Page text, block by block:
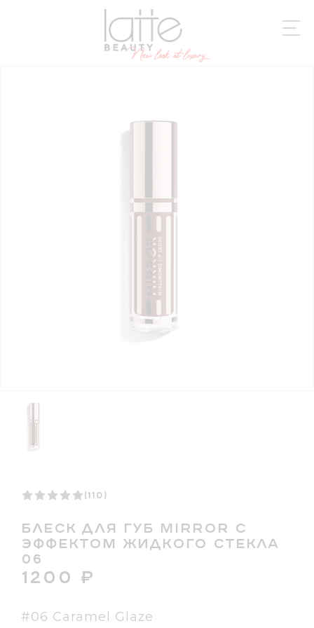
(110)
БЛЕСК ДЛЯ ГУБ MIRROR С
ЭФФЕКТОМ ЖИДКОГО СТЕКЛА
06
1200 ₽
#06 Caramel Glaze